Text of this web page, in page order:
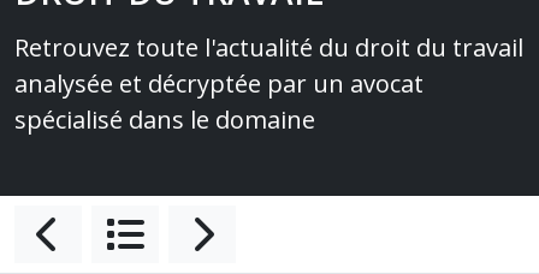
Retrouvez toute l'actualité du droit du travail
analysée et décryptée par un avocat
spécialisé dans le domaine